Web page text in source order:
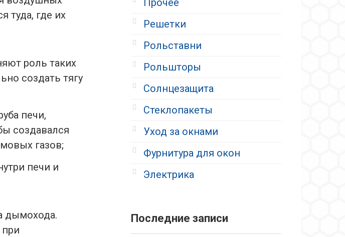
туда, где их
роль таких
создать тягу
печи,
создавался
газов;
печи и
дымохода.
Решетки
Рольставни
Рольшторы
Солнцезащита
Стеклопакеты
Уход за окнами
Фурнитура для окон
Электрика
Последние записи